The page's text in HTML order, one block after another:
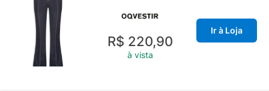
R$ 220,90
à vista
Ir à Loja